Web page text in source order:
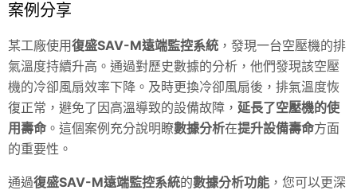
案例分享
某工廠使用復盛SAV-M遠端監控系統 ，發現一台空壓機的排
氣溫度持續升高。通過對歷史數據的分析，他們發現該空壓
機的冷卻風扇效率下降。及時更換冷卻風扇後，排氣溫度恢
復正常，避免了因高溫導致的設備故障， 延長了空壓機的使
用壽命 。這個案例充分說明瞭數據分析在提升設備壽命方面
的重要性。
通過復盛SAV-M遠端監控系統的數據分析功能 ，您可以更深